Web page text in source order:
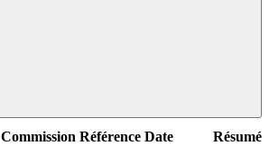
Commission Référence Date
Résumé